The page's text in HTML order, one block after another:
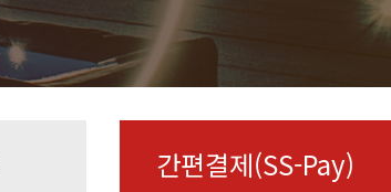
간편결제(SS-Pay)